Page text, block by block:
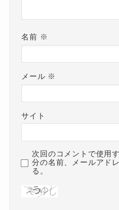
名前 ※
メール ※
サイト
次回のコメントで使用
分の名前、メールアド
る。